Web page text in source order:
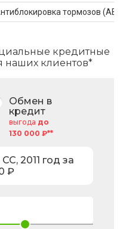
тормозов
кредитные
наших клиентов*
Обмен в
кредит
выгода до
130 000 ₽**
, 2011 год за
₽